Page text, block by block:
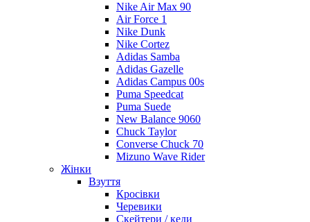
Nike Air Max 90
Air Force 1
Nike Dunk
Nike Cortez
Adidas Samba
Adidas Gazelle
Adidas Campus 00s
Puma Speedcat
Puma Suede
New Balance 9060
Chuck Taylor
Converse Chuck 70
Mizuno Wave Rider
Жінки
Взуття
Кросівки
Черевики
Скейтери / кеди